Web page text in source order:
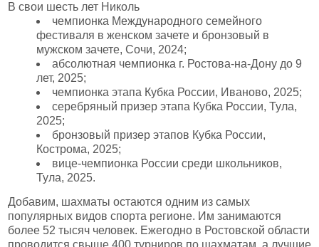
В свои шесть лет Николь
чемпионка Международного семейного
фестиваля в женском зачете и бронзовый в
мужском зачете, Сочи, 2024;
абсолютная чемпионка г. Ростова-на-Дону до 9
лет, 2025;
чемпионка этапа Кубка России, Иваново, 2025;
серебряный призер этапа Кубка России, Тула,
2025;
бронзовый призер этапов Кубка России,
Кострома, 2025;
вице-чемпионка России среди школьников,
Тула, 2025.
Добавим, шахматы остаются одним из самых
популярных видов спорта регионе. Им занимаются
более 52 тысяч человек. Ежегодно в Ростовской области
проводится свыше 400 турниров по шахматам, а лучшие